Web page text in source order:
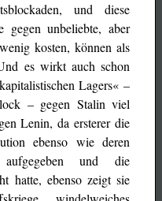
und diese
unbeliebte, aber
kosten, können als
es wirkt auch schon
Lagers« –
– gegen Stalin viel
Lenin, da ersterer die
ebenso wie deren
aufgegeben und die
hatte, ebenso zeigt sie